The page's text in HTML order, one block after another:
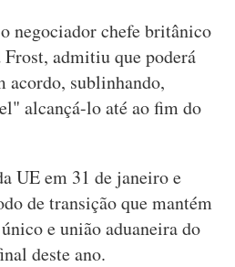
negociador chefe britânico
admitiu que poderá
acordo, sublinhando,
alcançá-lo até ao fim do
UE em 31 de janeiro e
de transição que mantém
e união aduaneira do
deste ano.